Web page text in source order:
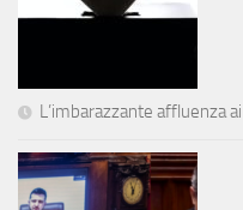
L’imbarazzante affluenza